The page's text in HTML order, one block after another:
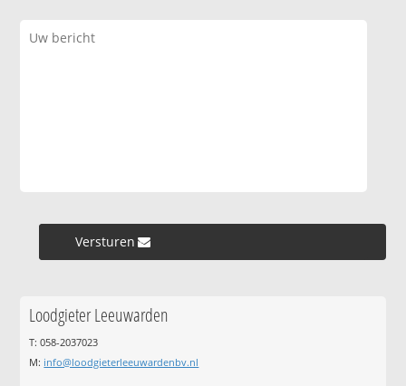
Versturen »
Loodgieter Leeuwarden
T: 058-2037023
M: info@loodgieterleeuwardenbv.nl